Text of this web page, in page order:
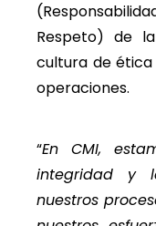
(
Respeto) de
cultura de
operaciones.
“En CMI,
integridad y
nuestros